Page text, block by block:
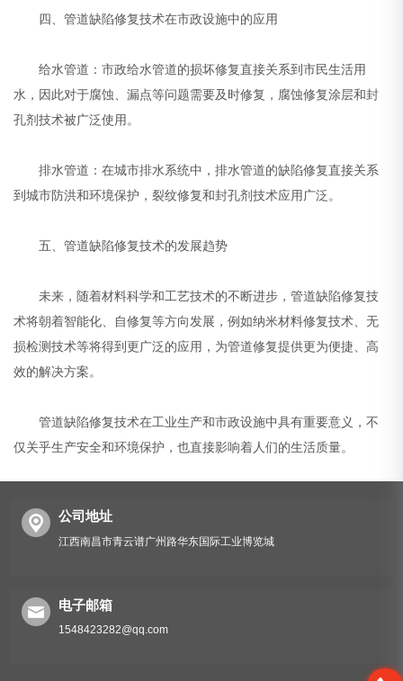
四、管道缺陷修复技术在市政设施中的应用
给水管道：市政给水管道的损坏修复直接关系到市民生活用
水，因此对于腐蚀、漏点等问题需要及时修复，腐蚀修复涂层和封
孔剂技术被广泛使用。
排水管道：在城市排水系统中，排水管道的缺陷修复直接关系
到城市防洪和环境保护，裂纹修复和封孔剂技术应用广泛。
五、管道缺陷修复技术的发展趋势
未来，随着材料科学和工艺技术的不断进步，管道缺陷修复技
术将朝着智能化、自修复等方向发展，例如纳米材料修复技术、无
损检测技术等将得到更广泛的应用，为管道修复提供更为便捷、高
效的解决方案。
管道缺陷修复技术在工业生产和市政设施中具有重要意义，不
仅关乎生产安全和环境保护，也直接影响着人们的生活质量。
公司地址
江西南昌市青云谱广州路华东国际工业博览城
电子邮箱
1548423282@qq.com